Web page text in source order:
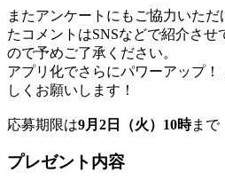
またアンケートにもご協力いた
たコメントはSNSなどで紹介さ
ので予めご了承ください。
アプリ化でさらにパワーアップ
しくお願いします！
応募期限は9月2日（火）10時まで
プレゼント内容